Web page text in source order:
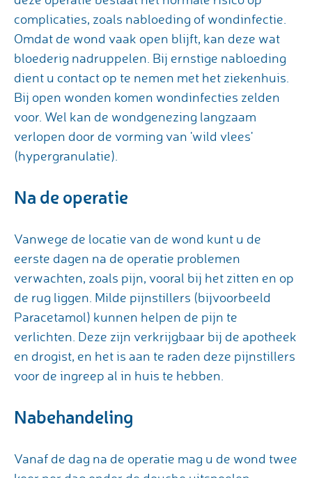
complicaties, zoals nabloeding of wondinfectie.
Omdat de wond vaak open blijft, kan deze wat
bloederig nadruppelen. Bij ernstige nabloeding
dient u contact op te nemen met het ziekenhuis.
Bij open wonden komen wondinfecties zelden
voor. Wel kan de wondgenezing langzaam
verlopen door de vorming van 'wild vlees'
(hypergranulatie).
Na de operatie
Vanwege de locatie van de wond kunt u de
eerste dagen na de operatie problemen
verwachten, zoals pijn, vooral bij het zitten en op
de rug liggen. Milde pijnstillers (bijvoorbeeld
Paracetamol) kunnen helpen de pijn te
verlichten. Deze zijn verkrijgbaar bij de apotheek
en drogist, en het is aan te raden deze pijnstillers
voor de ingreep al in huis te hebben.
Nabehandeling
Vanaf de dag na de operatie mag u de wond twee